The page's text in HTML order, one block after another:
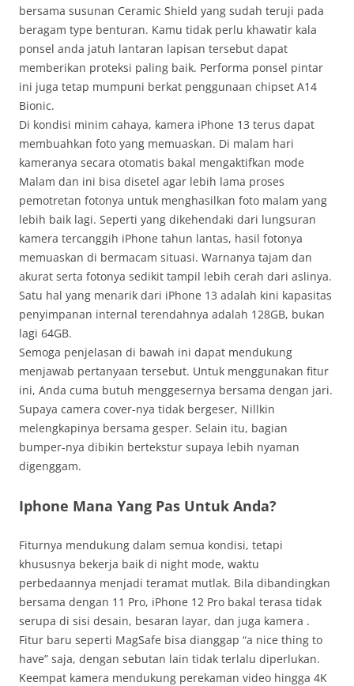
bersama susunan Ceramic Shield yang sudah teruji pada
beragam type benturan. Kamu tidak perlu khawatir kala
ponsel anda jatuh lantaran lapisan tersebut dapat
memberikan proteksi paling baik. Performa ponsel pintar
ini juga tetap mumpuni berkat penggunaan chipset A14
Bionic.
Di kondisi minim cahaya, kamera iPhone 13 terus dapat
membuahkan foto yang memuaskan. Di malam hari
kameranya secara otomatis bakal mengaktifkan mode
Malam dan ini bisa disetel agar lebih lama proses
pemotretan fotonya untuk menghasilkan foto malam yang
lebih baik lagi. Seperti yang dikehendaki dari lungsuran
kamera tercanggih iPhone tahun lantas, hasil fotonya
memuaskan di bermacam situasi. Warnanya tajam dan
akurat serta fotonya sedikit tampil lebih cerah dari aslinya.
Satu hal yang menarik dari iPhone 13 adalah kini kapasitas
penyimpanan internal terendahnya adalah 128GB, bukan
lagi 64GB.
Semoga penjelasan di bawah ini dapat mendukung
menjawab pertanyaan tersebut. Untuk menggunakan fitur
ini, Anda cuma butuh menggesernya bersama dengan jari.
Supaya camera cover-nya tidak bergeser, Nillkin
melengkapinya bersama gesper. Selain itu, bagian
bumper-nya dibikin bertekstur supaya lebih nyaman
digenggam.
Iphone Mana Yang Pas Untuk Anda?
Fiturnya mendukung dalam semua kondisi, tetapi
khususnya bekerja baik di night mode, waktu
perbedaannya menjadi teramat mutlak. Bila dibandingkan
bersama dengan 11 Pro, iPhone 12 Pro bakal terasa tidak
serupa di sisi desain, besaran layar, dan juga kamera .
Fitur baru seperti MagSafe bisa dianggap “a nice thing to
have” saja, dengan sebutan lain tidak terlalu diperlukan.
Keempat kamera mendukung perekaman video hingga 4K